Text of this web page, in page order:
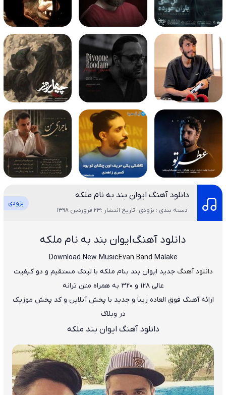
دانلود آهنگ ایوان بند به نام ملکه
بزودی
دسته بندی : بزودی تاریخ انتشار :23 فروردین 1398
دانلود آهنگایوان بند به نام ملکه
Download New MusicEvan Band Malake
دانلود آهنگ جدید ایوان بند بنام ملکه با لینک مستقیم و دو کیفیت
عالی ۱۲۸ و ۳۲۰ به همراه متن ترانه
ارائه آهنگ فوق العاده زیبا و جدید با پخش آنلاین و کد پخش موزیک
در وبلاگ
دانلود آهنگ ایوان بند ملکه